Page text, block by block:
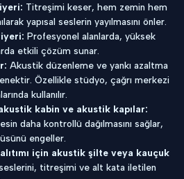
Titreşimi keser, hem zemin hem
yapısal seslerin yayılmasını önler.
Profesyonel alanlarda, yüksek
etkili çözüm sunar.
Akustik düzenleme ve yankı azaltma
Özellikle stüdyo, çağrı merkezi
kullanılır.
kabin ve akustik kapılar:
daha kontrollü dağılmasını sağlar,
engeller.
için akustik şilte veya kauçuk
titreşimi ve alt kata iletilen